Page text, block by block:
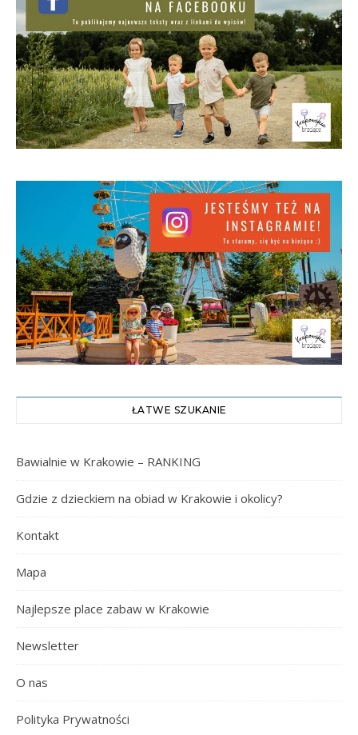
ŁATWE SZUKANIE
Bawialnie w Krakowie – RANKING
Gdzie z dzieckiem na obiad w Krakowie i okolicy?
Kontakt
Mapa
Najlepsze place zabaw w Krakowie
Newsletter
O nas
Polityka Prywatności